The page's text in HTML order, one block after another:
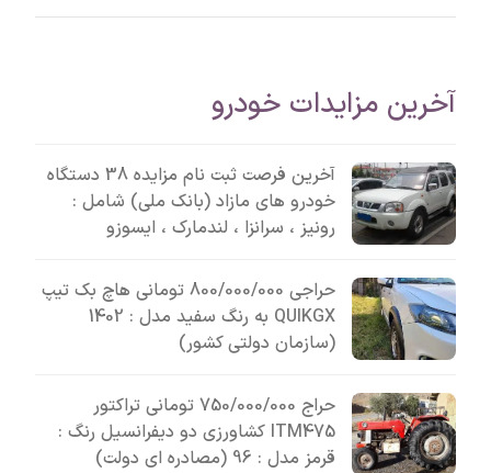
آخرین مزایدات خودرو
آخرین فرصت ثبت نام مزایده 38 دستگاه
خودرو های مازاد (بانک ملی) شامل :
رونیز ، سرانزا ، لندمارک ، ایسوزو
حراجی 800/000/000 تومانی ھاچ بک تیپ
QUIKGX به رنگ سفید مدل : 1402
(سازمان دولتی کشور)
حراج 750/000/000 تومانی تراکتور
ITM475 کشاورزی دو دیفرانسیل رنگ :
قرمز مدل : 96 (مصادره ای دولت)